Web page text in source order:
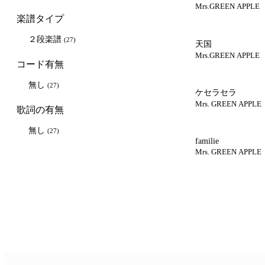
楽譜タイプ
２段楽譜 (27)
コード有無
無し (27)
歌詞の有無
無し (27)
Mrs.GREEN APPLE
天国
Mrs.GREEN APPLE
ケセラセラ
Mrs. GREEN APPLE
familie
Mrs. GREEN APPLE